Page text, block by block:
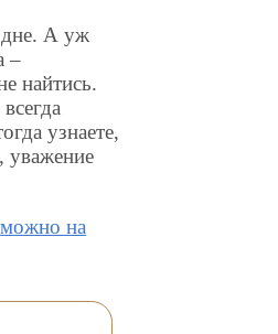
дне. А уж
–
найтись.
узнаете,
уважение
на